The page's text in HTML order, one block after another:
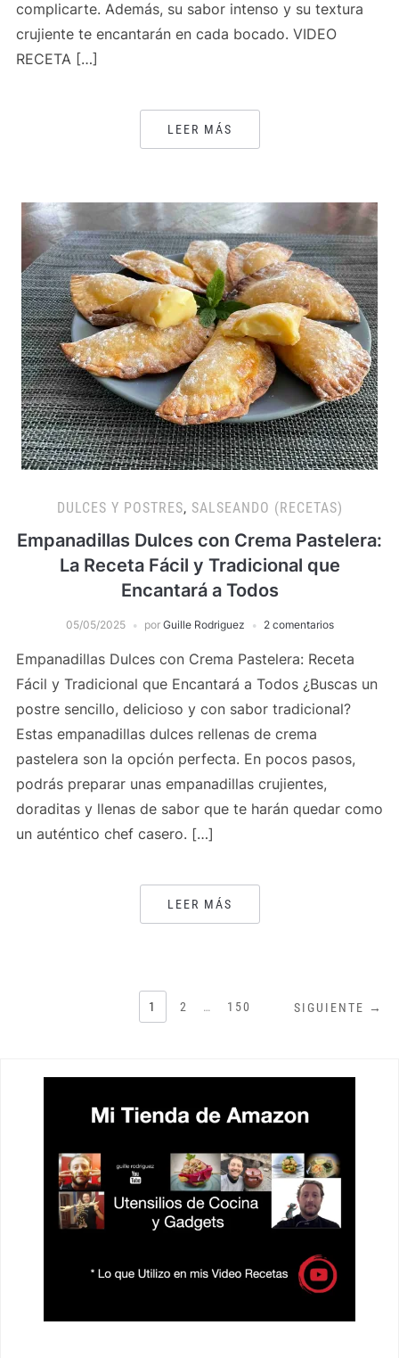
complicarte. Además, su sabor intenso y su textura
crujiente te encantarán en cada bocado. VIDEO
RECETA […]
LEER MÁS
DULCES Y POSTRES, SALSEANDO (RECETAS)
Empanadillas Dulces con Crema Pastelera:
La Receta Fácil y Tradicional que
Encantará a Todos
05/05/2025 por Guille Rodriguez 2 comentarios
Empanadillas Dulces con Crema Pastelera: Receta
Fácil y Tradicional que Encantará a Todos ¿Buscas un
postre sencillo, delicioso y con sabor tradicional?
Estas empanadillas dulces rellenas de crema
pastelera son la opción perfecta. En pocos pasos,
podrás preparar unas empanadillas crujientes,
doraditas y llenas de sabor que te harán quedar como
un auténtico chef casero. […]
LEER MÁS
PAGINACIÓN1 2 … 150 SIGUIENTE →